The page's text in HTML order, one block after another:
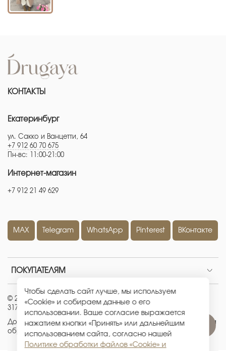
ПОКУПАТЕЛЯМ
КОНТАКТЫ
Екатеринбург
ул. Сакко и Ванцетти, 64
+7 912 60 70 675
Пн-вс: 11:00-21:00
Интернет-магазин
+7 912 21 49 629
MAX Telegram WhatsApp Pinterest ВКонтакте
© 2026 ИП Кравченко Евгения Александровна
317665800226442
ИНН: 667100512881
Договор-оферта |Политика конфиденциальности |
Политика
обработки файлов «Cookie» и метрических данных
Чтобы сделать сайт лучше, мы используем
«Cookie» и собираем данные о его
использовании. Ваше согласие выражается
нажатием кнопки «Принять» или дальнейшим
использованием сайта, согласно нашей
Политике обработки файлов «Cookie» и